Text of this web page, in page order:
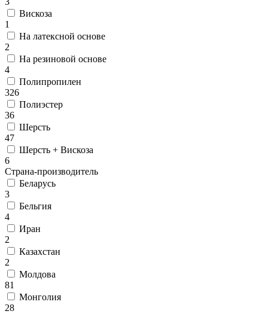
Вискоза
1
На латексной основе
2
На резиновой основе
4
Полипропилен
326
Полиэстер
36
Шерсть
47
Шерсть + Вискоза
6
Страна-производитель
Беларусь
3
Бельгия
4
Иран
2
Казахстан
2
Молдова
81
Монголия
28